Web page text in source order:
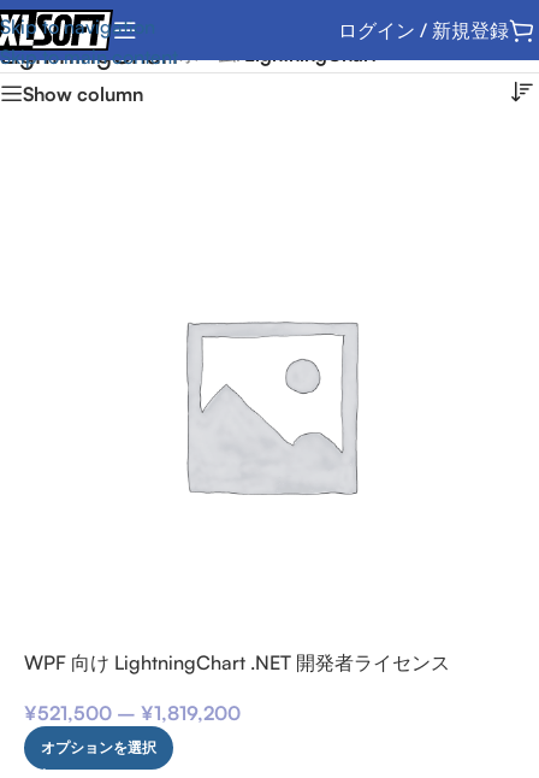
Skip to navigation
Skip to main content
ログイン / 新規登録
LightningChart
Show column
WPF 向け LightningChart .NET 開発者ライセンス
¥521,500 – ¥1,819,200
オプションを選択